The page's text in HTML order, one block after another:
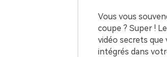
Vous vous
coupe ? Super !
vidéo secrets
intégrés dans